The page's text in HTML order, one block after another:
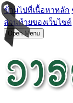
ข้ามไปที่เนื้อหาหลัก
ส่วนท้ายของเว็บไซต์
Open Menu